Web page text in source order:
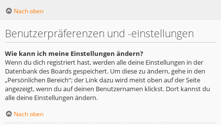
Nach oben
Benutzerpräferenzen und -einstellungen
Wie kann ich meine Einstellungen ändern?
Wenn du dich registriert hast, werden alle deine Einstellungen in der
Datenbank des Boards gespeichert. Um diese zu ändern, gehe in den
„Persönlichen Bereich“; der Link dazu wird meist oben auf der Seite
angezeigt, wenn du auf deinen Benutzernamen klickst. Dort kannst du
alle deine Einstellungen ändern.
Nach oben